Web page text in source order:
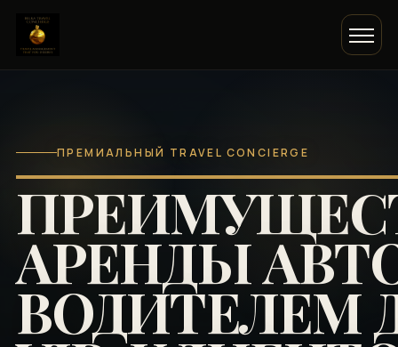
ПРЕМИАЛЬНЫЙ TRAVEL CONCIERGE
АРЕНДЫ
ВОДИТЕЛЕМ